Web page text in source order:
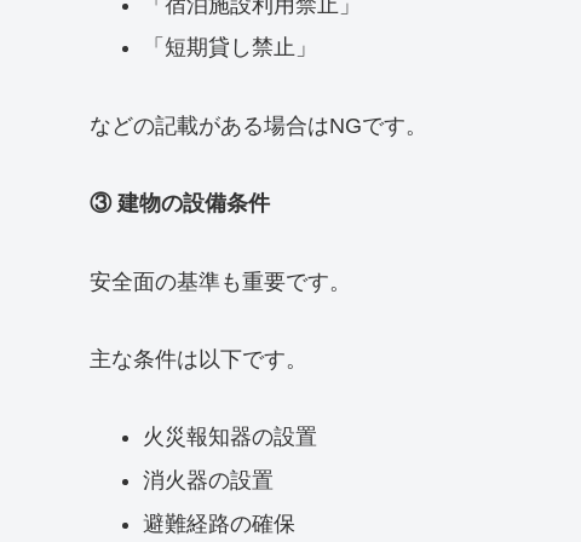
「短期貸し禁止」
などの記載がある場合はNGです。
③ 建物の設備条件
安全面の基準も重要です。
主な条件は以下です。
火災報知器の設置
消火器の設置
避難経路の確保